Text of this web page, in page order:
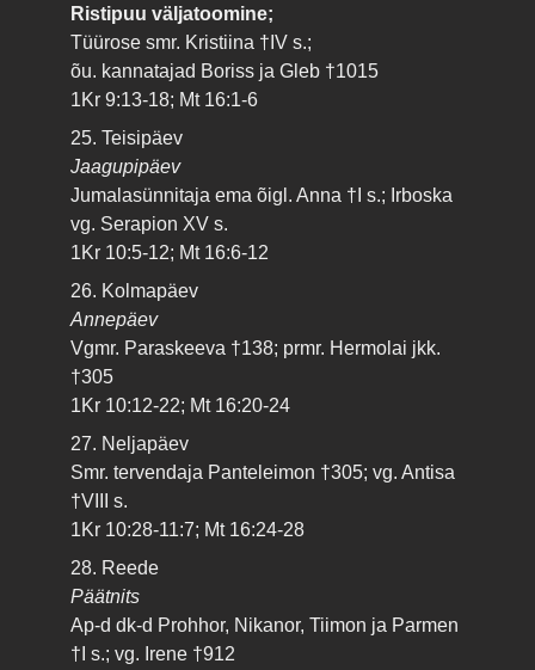
Ristipuu väljatoomine;
Tüürose smr. Kristiina †IV s.;
õu. kannatajad Boriss ja Gleb †1015
1Kr 9:13-18; Mt 16:1-6
25. Teisipäev
Jaagupipäev
Jumalasünnitaja ema õigl. Anna †I s.; Irboska
vg. Serapion XV s.
1Kr 10:5-12; Mt 16:6-12
26. Kolmapäev
Annepäev
Vgmr. Paraskeeva †138; prmr. Hermolai jkk.
†305
1Kr 10:12-22; Mt 16:20-24
27. Neljapäev
Smr. tervendaja Panteleimon †305; vg. Antisa
†VIII s.
1Kr 10:28-11:7; Mt 16:24-28
28. Reede
Päätnits
Ap-d dk-d Prohhor, Nikanor, Tiimon ja Parmen
†I s.; vg. Irene †912